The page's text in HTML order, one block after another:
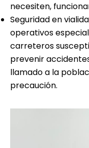
necesiten,
Seguridad en
operativos
carreteros
prevenir
llamado a la
precaución.